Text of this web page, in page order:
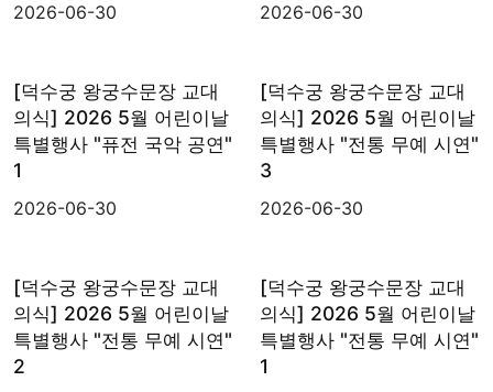
2026-06-30 2026-06-30
[덕수궁 왕궁수문장 교대
의식] 2026 5월 어린이날
특별행사 "퓨전 국악 공연"
1
2026-06-30
[덕수궁 왕궁수문장 교대
의식] 2026 5월 어린이날
특별행사 "전통 무예 시연"
3
2026-06-30
[덕수궁 왕궁수문장 교대
의식] 2026 5월 어린이날
특별행사 "전통 무예 시연"
2
[덕수궁 왕궁수문장 교대
의식] 2026 5월 어린이날
특별행사 "전통 무예 시연"
1